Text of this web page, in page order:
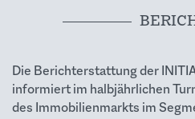
Die Berichterstattung der
informiert im halbjährlichen
des Immobilienmarkts im